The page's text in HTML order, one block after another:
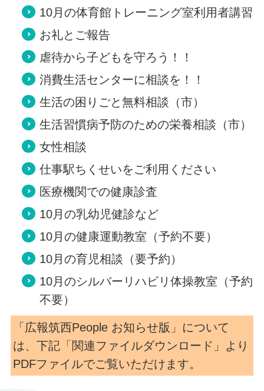
10月の体育館トレーニング室利用者講習
お礼とご報告
虐待から子どもを守ろう！！
消費生活センターに相談を！！
生活の困りごと無料相談（市）
生活習慣病予防のための栄養相談（市）
女性相談
仕事駅ちくせいをご利用ください
医療機関での健康診査
10月の乳幼児健診など
10月の健康運動教室（予約不要）
10月の育児相談（要予約）
10月のシルバーリハビリ体操教室（予約
不要）
「広報筑西People お知らせ版」について
は、下記「関連ファイルダウンロード」より
PDFファイルでご覧いただけます。